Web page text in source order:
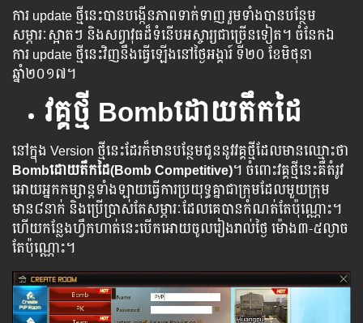
ការ ​​update​ ​​​​​​ថ្មី​​​​​​នេះ​​​​​​បាន​​​​​​​បង្កើន​​​​​​​​ភាព​​​​​​​​​​ទាក់​​​​​​ទាញ​​​​​​​​​​ ​​រួម​​​ទាំង​​​​​​បាន​​​​​​​បន្ថែម​​​​
សម្ភារៈ​​​​ស្អាត​​​ៗ​ ​​និង​​​​​សព្វាវុធ​​​​ដ៏​​​​ទំនើប​​​​​​​អស្ចារ្យ​​​​​ជា​​​​​​ច្រើន​​​​​ទៀត​​​។ ចំនែក​​​ឯ​​​
ការ​ update​ ​​ថ្មី​​នេះ​​​​វិញ​​​​នឹង​​​​ធ្វើ​​​​ឡើង​​​នៅ​​ថ្ងៃ​​អង្គារ៍ ​​ទី២០ ខែមិថុនា
ឆ្នាំ២០១៧​។
វគ្គថ្មី Bombដោយតឹកដៃ
នៅក្នុង Version ថ្មី​នេះ​ដែរ​ក៏​មាន​បន្ថែម​ជូន​នូវ​វគ្គថ្មីដែលមានឈ្មោះថា
Bombដោយតឹកដៃ(Bomb Competitive)។ ​​ចំពោះ​វគ្គ​ថ្មី​នេះ​គឺ​​តំរូវ​​
អោយ​​អ្នក​​​កម្សាន្ត​​​ទាំង​​ឡាយ​​​ធ្វើ​ការប្រយុទ្ធ​​​គ្នា​​​​ជាក្រុមដែលមួយក្រុម
មាន៨នាក់ និងប្រើប្រាស់តែសម្ភារៈដែលគេបានកំណត់តែប៉ុណ្ណោះ។
ហើយកន្លែងហ្វឹកហាត់នេះបើកអោយចូលរៀងរាល់ថ្ងៃ ម៉ោង៣-៥ល្ងាច
តែប៉ុណ្ណោះ។